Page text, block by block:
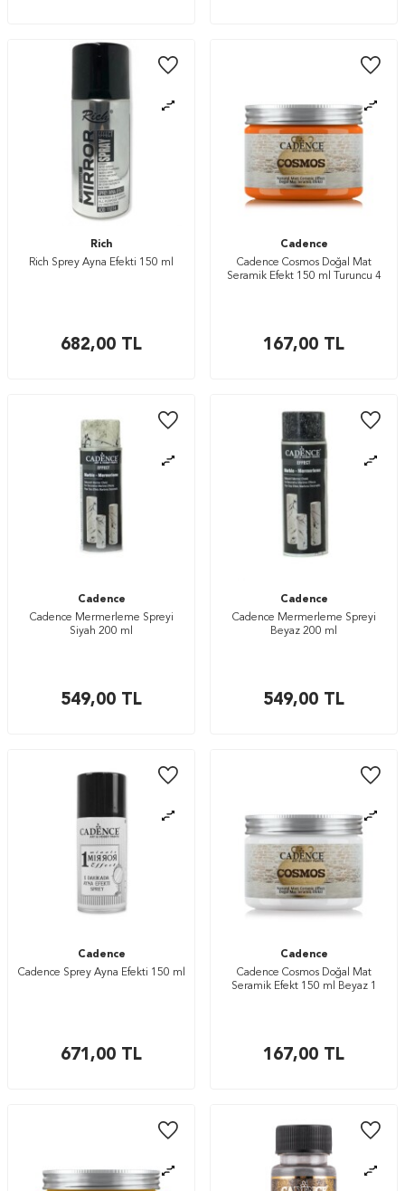
Rich
Rich Sprey Ayna Efekti 150 ml
682,00 TL
Cadence
Cadence Cosmos Doğal Mat
Seramik Efekt 150 ml Turuncu 4
167,00 TL
Cadence
Cadence Mermerleme Spreyi
Siyah 200 ml
549,00 TL
Cadence
Cadence Mermerleme Spreyi
Beyaz 200 ml
549,00 TL
Cadence
Cadence Sprey Ayna Efekti 150 ml
671,00 TL
Cadence
Cadence Cosmos Doğal Mat
Seramik Efekt 150 ml Beyaz 1
167,00 TL